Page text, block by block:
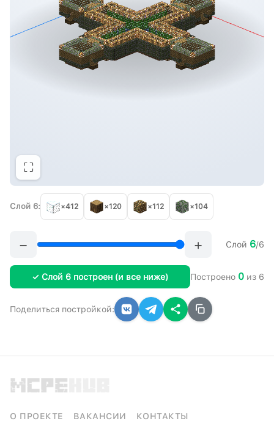
⛶
Слой 6: ×412 ×120 ×112 ×104
− + Слой 6/6
✓ Слой 6 построен (и все ниже) Построено 0 из 6
Поделиться постройкой:
О ПРОЕКТЕ ВАКАНСИИ КОНТАКТЫ